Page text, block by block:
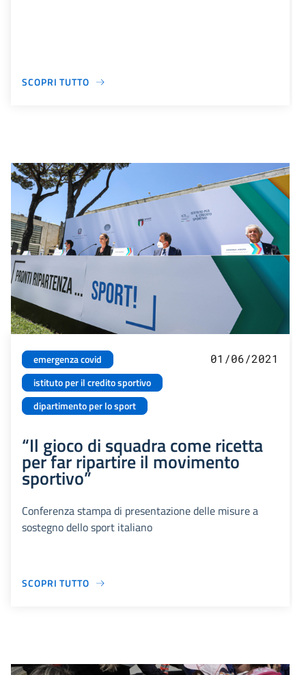
SCOPRI TUTTO
emergenza covid
istituto per il credito sportivo
dipartimento per lo sport
01/06/2021
“Il gioco di squadra come ricetta
per far ripartire il movimento
sportivo”
Conferenza stampa di presentazione delle misure a
sostegno dello sport italiano
SCOPRI TUTTO